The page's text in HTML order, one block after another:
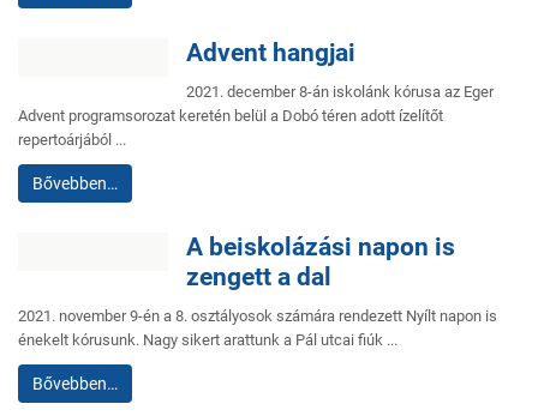
Advent hangjai
2021. december 8-án iskolánk kórusa az Eger
Advent programsorozat keretén belül a Dobó téren adott ízelítőt
repertoárjából ...
Bővebben…
A beiskolázási napon is
zengett a dal
2021. november 9-én a 8. osztályosok számára rendezett Nyílt napon is
énekelt kórusunk. Nagy sikert arattunk a Pál utcai fiúk ...
Bővebben…